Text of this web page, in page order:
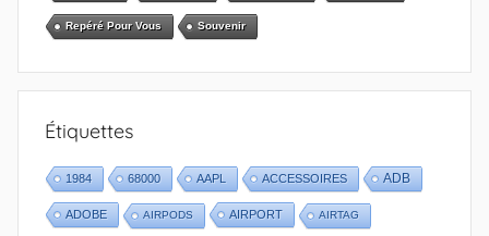
Repéré Pour Vous Souvenir
Étiquettes
1984 68000 AAPL ACCESSOIRES ADB
ADOBE AIRPODS AIRPORT AIRTAG